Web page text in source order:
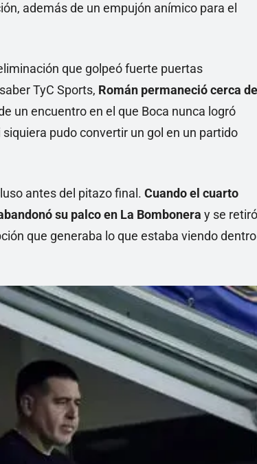
además de un empujón anímico para el
que golpeó fuerte puertas
TyC Sports, Román permaneció cerca de
un encuentro en el que Boca nunca logró
pudo convertir un gol en un partido
antes del pitazo final. Cuando el cuarto
su palco en La Bombonera y se retiró
que generaba lo que estaba viendo dentro